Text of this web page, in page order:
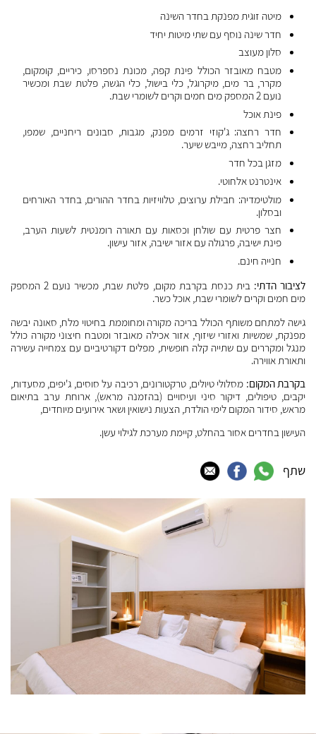
מיטה זוגית מפנקת בחדר השינה
חדר שינה נוסף עם שתי מיטות יחיד
סלון מעוצב
מטבח מאובזר הכולל פינת קפה, מכונת נספרסו, כיריים, קומקום,
מקרר, בר מים, מיקרוגל, כלי בישול, כלי הגשה, פלטת שבת ומכשיר
נועם 2 המספק מים חמים וקרים לשומרי שבת.
פינת אוכל
חדר רחצה: ג'קוזי זרמים מפנק, מגבות, סבונים ריחניים, שמפו,
תחליב רחצה, מייבש שיער.
מזגן בכל חדר
אינטרנט אלחוטי.
מולטימדיה: חבילת ערוצים, טלוויזיות בחדר ההורים, בחדר האורחים
ובסלון.
חצר פרטית עם שולחן וכסאות עם תאורה רומנטית לשעות הערב,
פינת ישיבה, פרגולה עם אזור ישיבה, אזור עישון.
חנייה חינם.
לציבור הדתי:
בית כנסת בקרבת מקום, פלטת שבת, מכשיר נועם 2 המספק
מים חמים וקרים לשומרי שבת, אוכל כשר.
גישה למתחם משותף הכולל בריכה מקורה ומחוממת בחיטוי מלח, סאונה יבשה
מפנקת, שמשיות ואזורי שיזוף, אזור אכילה מאובזר ומטבח חיצוני מקורה כולל
מנגל ומקררים עם שתייה קלה חופשית, מפלים דקורטיביים עם צמחייה עשירה
ותאורת אווירה.
בקרבת המקום: מסלולי טיולים, טרקטורונים, רכיבה על סוסים, ג'יפים, מסעדות,
יקבים, טיפולים, דיקור סיני ועיסויים (בהזמנה מראש), ארוחת ערב בתיאום
מראש, סידור המקום לימי הולדת, הצעות נישואין ושאר אירועים מיוחדים,
העישון בחדרים אסור בהחלט, קיימת מערכת לגילוי עשן.
שתף